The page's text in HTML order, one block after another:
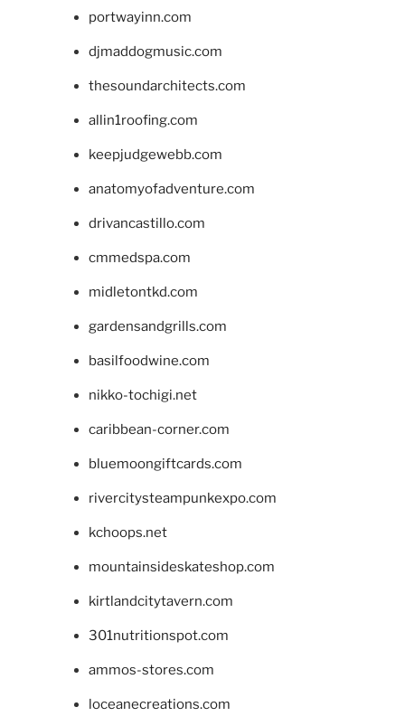
portwayinn.com
djmaddogmusic.com
thesoundarchitects.com
allin1roofing.com
keepjudgewebb.com
anatomyofadventure.com
drivancastillo.com
cmmedspa.com
midletontkd.com
gardensandgrills.com
basilfoodwine.com
nikko-tochigi.net
caribbean-corner.com
bluemoongiftcards.com
rivercitysteampunkexpo.com
kchoops.net
mountainsideskateshop.com
kirtlandcitytavern.com
301nutritionspot.com
ammos-stores.com
loceanecreations.com